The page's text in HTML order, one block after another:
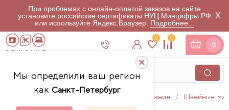
При проблемах с онлайн-оплатой заказов на сайте
установите российские сертификаты НУЦ Минцифры РФ
или используйте Яндекс.Браузер. Подробнее...
X
Мы определили ваш регион
как Санкт-Петербург
0 0
0
Швейное оборудование Швейные